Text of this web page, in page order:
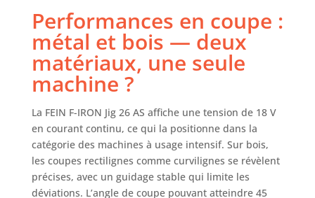
ÉQUIPEMENT -Parfaitement équipé
pour chaque utilisation. Travail
mobile avec le système L-BOXX.
Accessoires disponibles tels que
pare-éclats, patin pour le
traitement de surfaces sensibles.
Performances en coupe :
métal et bois — deux
matériaux, une seule
machine ?
La FEIN F-IRON Jig 26 AS affiche une tension de 18 V
en courant continu, ce qui la positionne dans la
catégorie des machines à usage intensif. Sur bois,
les coupes rectilignes comme curvilignes se révèlent
précises, avec un guidage stable qui limite les
déviations. L’angle de coupe pouvant atteindre 45